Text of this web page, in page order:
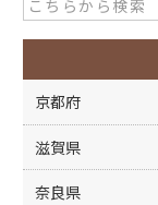
京都府
滋賀県
奈良県